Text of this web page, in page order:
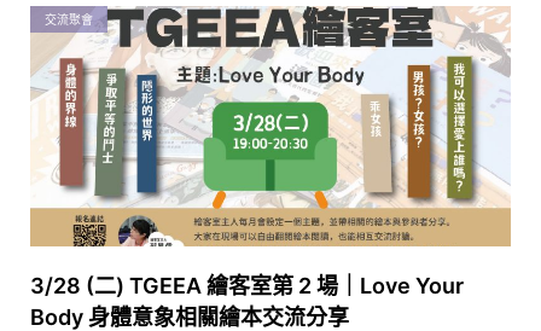
交流聚會
3/28 (二) TGEEA 繪客室第 2 場｜Love Your
Body 身體意象相關繪本交流分享